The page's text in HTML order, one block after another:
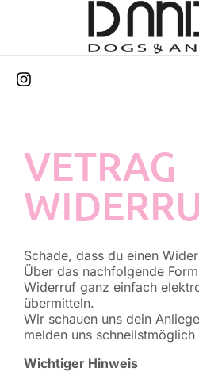
VETRAG
Schade, dass du einen
Über das nachfolgende
Widerruf ganz einfach
übermitteln.
Wir schauen uns dein
melden uns
Wichtiger Hinweis